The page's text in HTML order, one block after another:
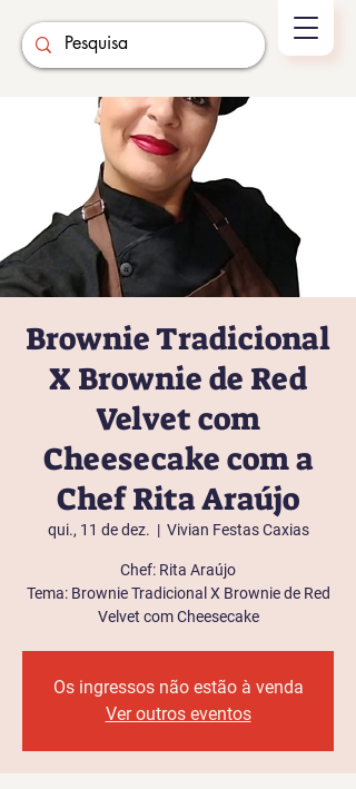
Brownie Tradicional
X Brownie de Red
Velvet com
Cheesecake com a
Chef Rita Araújo
qui., 11 de dez.
  |
Vivian Festas Caxias
Chef: Rita Araújo
Tema: Brownie Tradicional X Brownie de Red
Velvet com Cheesecake
Os ingressos não estão à venda
Ver outros eventos